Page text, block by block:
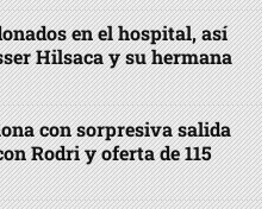
en el hospital, así
Hilsaca y su hermana
con sorpresiva salida
Rodri y oferta de 115